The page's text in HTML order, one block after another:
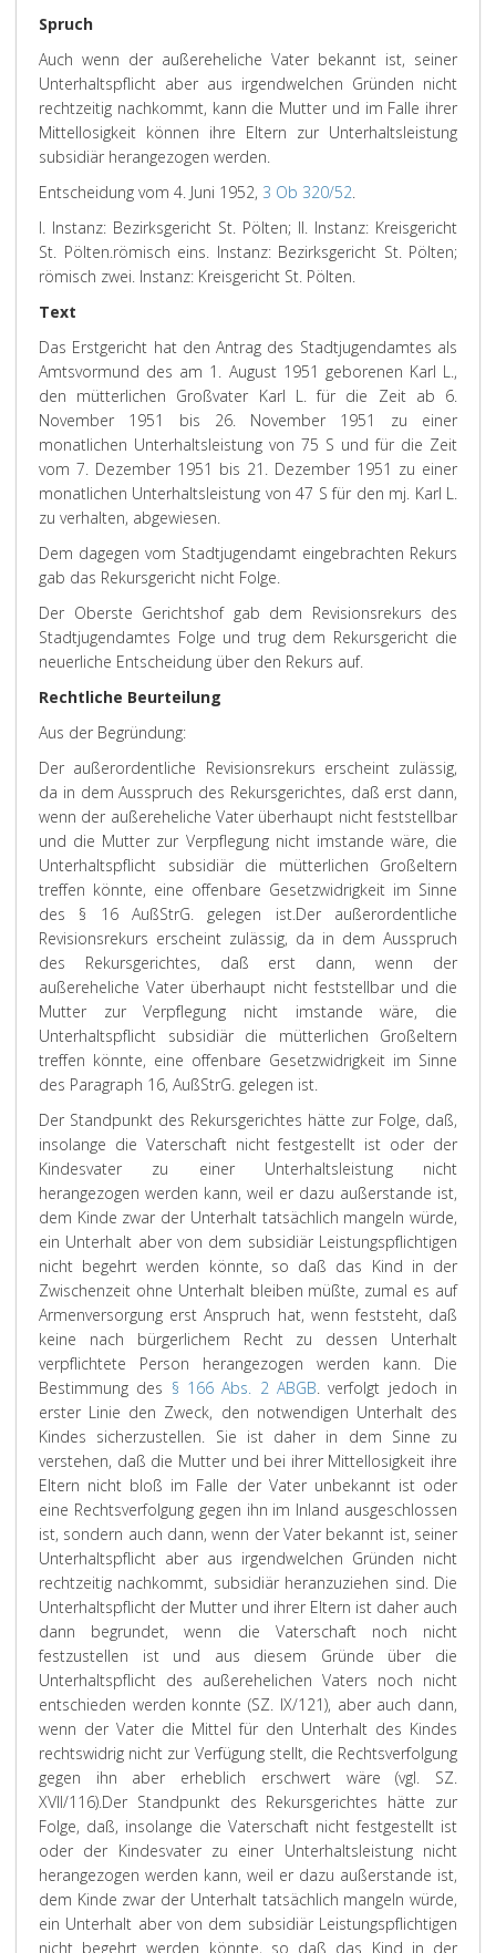
Spruch
Auch wenn der außereheliche Vater bekannt ist, seiner
Unterhaltspflicht aber aus irgendwelchen Gründen nicht
rechtzeitig nachkommt, kann die Mutter und im Falle ihrer
Mittellosigkeit können ihre Eltern zur Unterhaltsleistung
subsidiär herangezogen werden.
Entscheidung vom 4. Juni 1952, 3 Ob 320/52.
I. Instanz: Bezirksgericht St. Pölten; II. Instanz: Kreisgericht
St. Pölten.römisch eins. Instanz: Bezirksgericht St. Pölten;
römisch zwei. Instanz: Kreisgericht St. Pölten.
Text
Das Erstgericht hat den Antrag des Stadtjugendamtes als
Amtsvormund des am 1. August 1951 geborenen Karl L.,
den mütterlichen Großvater Karl L. für die Zeit ab 6.
November 1951 bis 26. November 1951 zu einer
monatlichen Unterhaltsleistung von 75 S und für die Zeit
vom 7. Dezember 1951 bis 21. Dezember 1951 zu einer
monatlichen Unterhaltsleistung von 47 S für den mj. Karl L.
zu verhalten, abgewiesen.
Dem dagegen vom Stadtjugendamt eingebrachten Rekurs
gab das Rekursgericht nicht Folge.
Der Oberste Gerichtshof gab dem Revisionsrekurs des
Stadtjugendamtes Folge und trug dem Rekursgericht die
neuerliche Entscheidung über den Rekurs auf.
Rechtliche Beurteilung
Aus der Begründung:
Der außerordentliche Revisionsrekurs erscheint zulässig,
da in dem Ausspruch des Rekursgerichtes, daß erst dann,
wenn der außereheliche Vater überhaupt nicht feststellbar
und die Mutter zur Verpflegung nicht imstande wäre, die
Unterhaltspflicht subsidiär die mütterlichen Großeltern
treffen könnte, eine offenbare Gesetzwidrigkeit im Sinne
des § 16 AußStrG. gelegen ist.Der außerordentliche
Revisionsrekurs erscheint zulässig, da in dem Ausspruch
des Rekursgerichtes, daß erst dann, wenn der
außereheliche Vater überhaupt nicht feststellbar und die
Mutter zur Verpflegung nicht imstande wäre, die
Unterhaltspflicht subsidiär die mütterlichen Großeltern
treffen könnte, eine offenbare Gesetzwidrigkeit im Sinne
des Paragraph 16, AußStrG. gelegen ist.
Der Standpunkt des Rekursgerichtes hätte zur Folge, daß,
insolange die Vaterschaft nicht festgestellt ist oder der
Kindesvater zu einer Unterhaltsleistung nicht
herangezogen werden kann, weil er dazu außerstande ist,
dem Kinde zwar der Unterhalt tatsächlich mangeln würde,
ein Unterhalt aber von dem subsidiär Leistungspflichtigen
nicht begehrt werden könnte, so daß das Kind in der
Zwischenzeit ohne Unterhalt bleiben müßte, zumal es auf
Armenversorgung erst Anspruch hat, wenn feststeht, daß
keine nach bürgerlichem Recht zu dessen Unterhalt
verpflichtete Person herangezogen werden kann. Die
Bestimmung des § 166 Abs. 2 ABGB. verfolgt jedoch in
erster Linie den Zweck, den notwendigen Unterhalt des
Kindes sicherzustellen. Sie ist daher in dem Sinne zu
verstehen, daß die Mutter und bei ihrer Mittellosigkeit ihre
Eltern nicht bloß im Falle der Vater unbekannt ist oder
eine Rechtsverfolgung gegen ihn im Inland ausgeschlossen
ist, sondern auch dann, wenn der Vater bekannt ist, seiner
Unterhaltspflicht aber aus irgendwelchen Gründen nicht
rechtzeitig nachkommt, subsidiär heranzuziehen sind. Die
Unterhaltspflicht der Mutter und ihrer Eltern ist daher auch
dann begrundet, wenn die Vaterschaft noch nicht
festzustellen ist und aus diesem Gründe über die
Unterhaltspflicht des außerehelichen Vaters noch nicht
entschieden werden konnte (SZ. IX/121), aber auch dann,
wenn der Vater die Mittel für den Unterhalt des Kindes
rechtswidrig nicht zur Verfügung stellt, die Rechtsverfolgung
gegen ihn aber erheblich erschwert wäre (vgl. SZ.
XVII/116).Der Standpunkt des Rekursgerichtes hätte zur
Folge, daß, insolange die Vaterschaft nicht festgestellt ist
oder der Kindesvater zu einer Unterhaltsleistung nicht
herangezogen werden kann, weil er dazu außerstande ist,
dem Kinde zwar der Unterhalt tatsächlich mangeln würde,
ein Unterhalt aber von dem subsidiär Leistungspflichtigen
nicht begehrt werden könnte, so daß das Kind in der